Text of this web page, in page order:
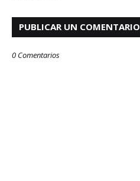
PUBLICAR UN COMENTARIO
0 Comentarios